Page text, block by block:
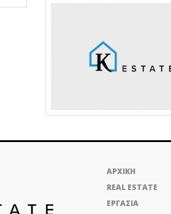
ΑΡΧΙΚΗ
REAL ESTATE
ΕΡΓΑΣΙΑ